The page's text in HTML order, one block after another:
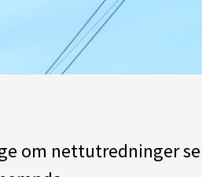
om nettutredninger